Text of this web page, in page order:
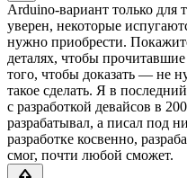
Arduino-вариант только для
уверен, некоторые
нужно приобрести.
деталях, чтобы
того, чтобы доказать — не
такое сделать. Я в
с разработкой девайсов в
разрабатывал, а писал под
разработке косвенно,
смог, почти любой сможет.